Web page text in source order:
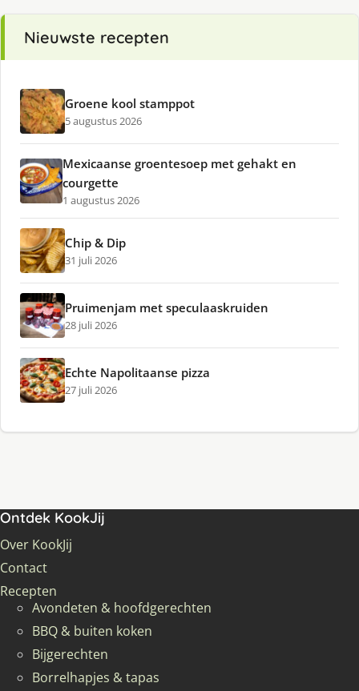
Nieuwste recepten
Groene kool stamppot
5 augustus 2026
Mexicaanse groentesoep met gehakt en
courgette
1 augustus 2026
Chip & Dip
31 juli 2026
Pruimenjam met speculaaskruiden
28 juli 2026
Echte Napolitaanse pizza
27 juli 2026
Ontdek KookJij
Over KookJij
Contact
Recepten
Avondeten & hoofdgerechten
BBQ & buiten koken
Bijgerechten
Borrelhapjes & tapas